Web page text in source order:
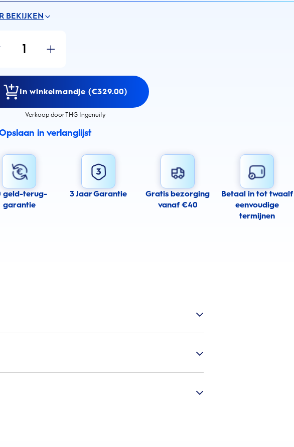
BEKIJKEN
1
In winkelmandje (€329.00)
Verkoop door THG Ingenuity
in verlanglijst
geld-terug-
garantie
3 Jaar Garantie
Gratis bezorging
vanaf €40
Betaal in tot twaalf
eenvoudige
termijnen